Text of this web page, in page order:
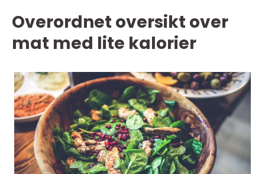
Overordnet oversikt over
mat med lite kalorier